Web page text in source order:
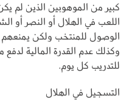
كبير من الموهوبين الذين لم
اللعب في الهلال أو النصر أو
الوصول للمنتخب ولكن
وكذلك عدم القدرة المالية لدفع
للتدريب كل يوم.
التسجيل في الهلال